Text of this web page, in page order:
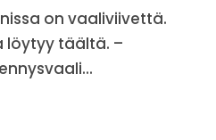
on vaaliviivettä.
löytyy täältä. –